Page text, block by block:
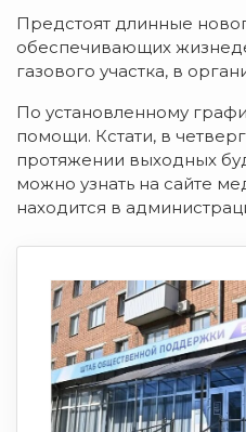
Предстоят длинные
обеспечивающих
газового участка, в
По установленному
помощи. Кстати, в
протяжении выходных
можно узнать на сайте
находится в